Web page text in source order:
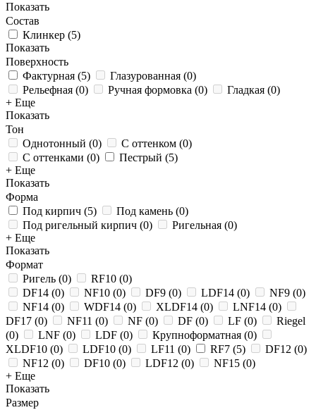
Показать
Состав
Клинкер (5)
Показать
Поверхность
Фактурная (5) Глазурованная (0)
Рельефная (0) Ручная формовка (0) Гладкая (0)
+ Еще
Показать
Тон
Однотонный (0) С оттенком (0)
С оттенками (0) Пестрый (5)
+ Еще
Показать
Форма
Под кирпич (5) Под камень (0)
Под ригельный кирпич (0) Ригельная (0)
+ Еще
Показать
Формат
Ригель (0) RF10 (0)
DF14 (0) NF10 (0) DF9 (0) LDF14 (0) NF9 (0)
NF14 (0) WDF14 (0) XLDF14 (0) LNF14 (0)
DF17 (0) NF11 (0) NF (0) DF (0) LF (0)
Riegel
(0) LNF (0) LDF (0) Крупноформатная (0)
XLDF10 (0) LDF10 (0) LF11 (0) RF7 (5) DF12 (0)
NF12 (0) DF10 (0) LDF12 (0) NF15 (0)
+ Еще
Показать
Размер